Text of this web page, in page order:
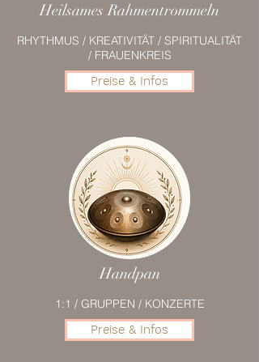
Heilsames Rahmentrommeln
RHYTHMUS / KREATIVITÄT / SPIRITUALITÄT
/ FRAUENKREIS
Preise & Infos
Handpan
1:1 / GRUPPEN / KONZERTE
Preise & Infos